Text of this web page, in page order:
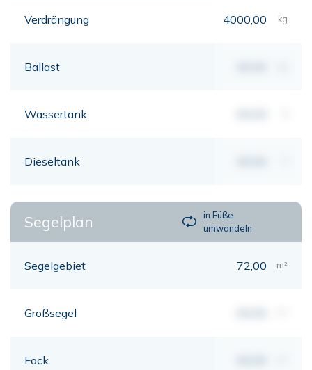
Verdrängung 4000,00 kg
Ballast
Wassertank
Dieseltank
Segelplan
in Füße
umwandeln
Segelgebiet 72,00 m²
Großsegel
Fock